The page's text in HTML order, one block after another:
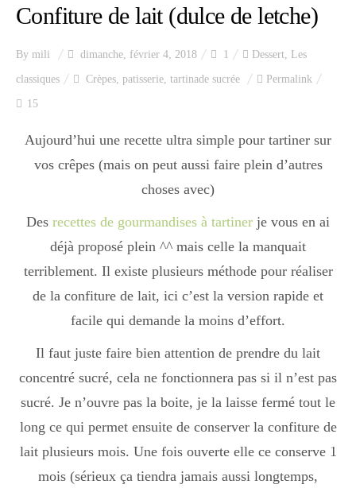
Catégories
Apéro
Entrée
Dessert
Les classiques
Mes amis en cuisine
Confiture de lait (dulce de letche)
By mili dimanche, février 4, 2018 1 Dessert, Les
classiques Crèpes, patisserie, tartinade sucrée Permalink
15
Aujourd’hui une recette ultra simple pour tartiner sur
vos crêpes (mais on peut aussi faire plein d’autres
choses avec)
Des recettes de gourmandises à tartiner je vous en ai
déjà proposé plein ^^ mais celle la manquait
terriblement. Il existe plusieurs méthode pour réaliser
de la confiture de lait, ici c’est la version rapide et
facile qui demande la moins d’effort.
Il faut juste faire bien attention de prendre du lait
concentré sucré, cela ne fonctionnera pas si il n’est pas
sucré. Je n’ouvre pas la boite, je la laisse fermé tout le
long ce qui permet ensuite de conserver la confiture de
lait plusieurs mois. Une fois ouverte elle ce conserve 1
mois (sérieux ça tiendra jamais aussi longtemps,